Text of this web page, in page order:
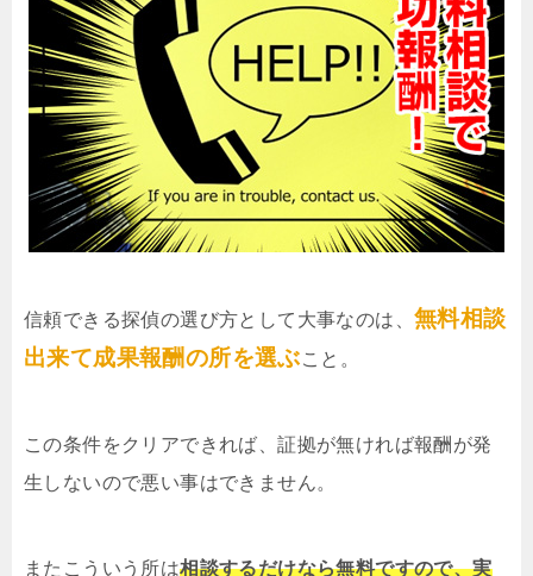
信頼できる探偵の選び方として大事なのは、 無料相談
出来て成果報酬の所を選ぶこと。
この条件をクリアできれば、証拠が無ければ報酬が発
生しないので悪い事はできません。
またこういう所は相談するだけなら無料ですので、実